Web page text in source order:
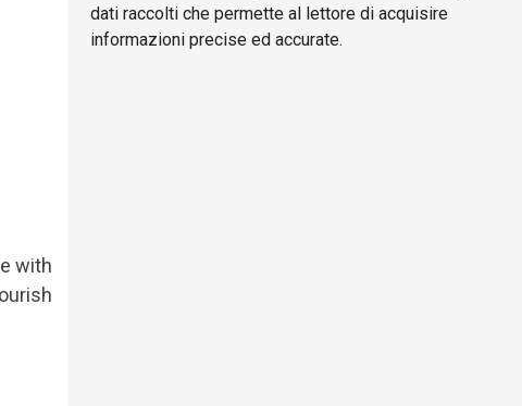
dati raccolti che permette al lettore di acquisire
informazioni precise ed accurate.